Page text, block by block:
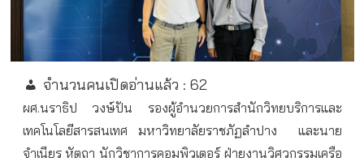
จำนวนคนเปิดอ่านแล้ว : 62
ผศ.นราธิป วงษ์ปัน
รองผู้อำนวยการสำนักวิทยบริการและ
เทคโนโลยีสารสนเทศ
มหาวิทยาลัยราชภัฏลำปาง
และนาย
จำเนียร หัตถา นักวิชาการคอมพิวเตอร์ ฝ่ายงานวิศวกรรมเครือ